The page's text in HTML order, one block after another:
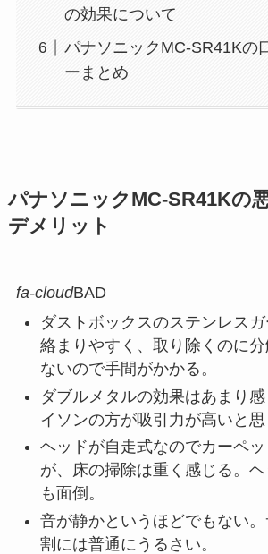
の効果について
パナソニックMC-SR41Kの
ーまとめ
パナソニックMC-SR41Kの
デメリット
fa-cloudBAD
ダストボックスのステンレス
絡まりやすく、取り除くのに
ないので手間がかかる。
ダブルメタルの効果はあまり
イソンの方が吸引力が高いと思
ヘッドが自走式なのでカーペ
が、床の掃除は重く感じる。ヘ
も面倒。
音が静かというほどでもない
割には普通にうるさい。